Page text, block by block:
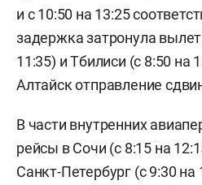
и с 10:50 на 13:25
задержка затронула вылет
11:35) и Тбилиси (с 8:50 на
Алтайск отправление
В части внутренних
рейсы в Сочи (с 8:15 на
Санкт-Петербург (с 9:30 на